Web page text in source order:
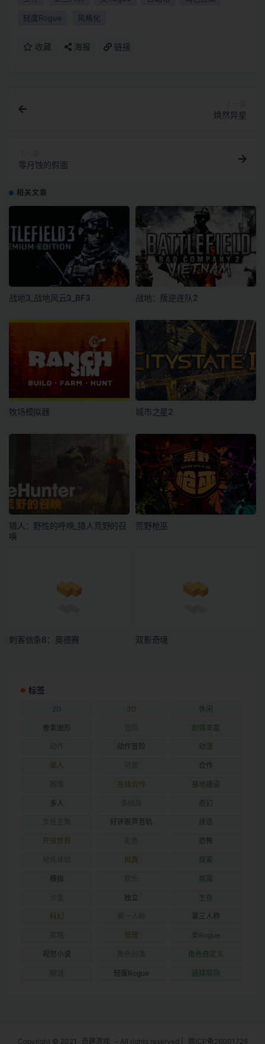
轻度Rogue 风格化
收藏 海报 链接
焕然异星
零月蚀的假面
相关文章
战地3_战地风云3_BF3 战地：叛逆连队2
牧场模拟器 城市之星2
猎人：野性的呼唤_猎人荒野的召
唤
荒野枪巫
刺客信条8：奥德赛 双影奇境
标签
2D 3D 休闲
像素图形 剧情丰富
动作冒险 动漫
单人 合作
在线合作 基地建设
多人 奇幻
好评原声音轨 建造
开放世界 恐怖
拟真 探索
模拟 氛围
独立 生存
科幻 第三人称
管理 类Rogue
视觉小说 角色自定义
轻度Rogue 选择取向
Copyright © 2021 奇趣游戏 - All rights reserved 赣ICP备26001726